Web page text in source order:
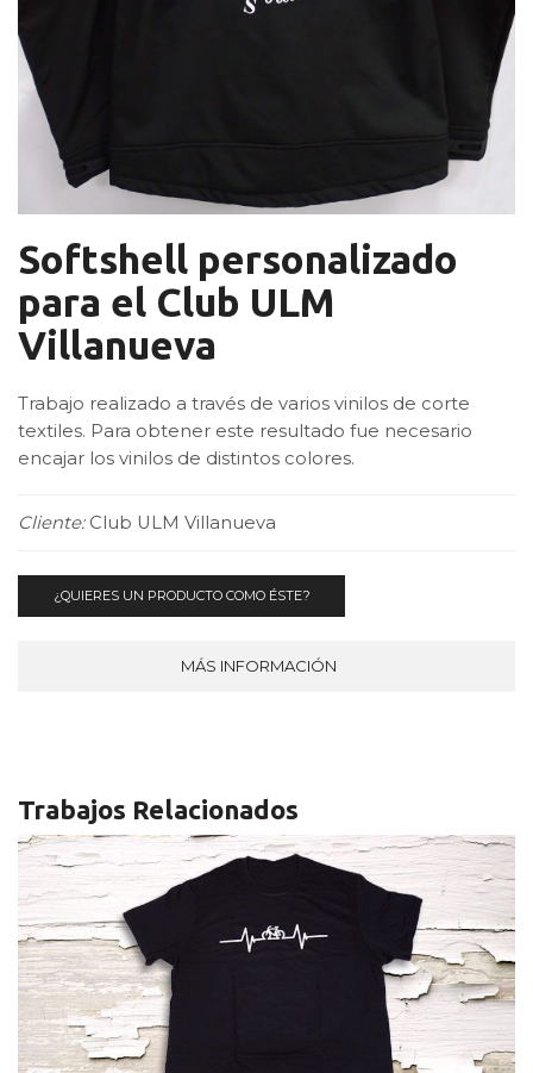
Softshell personalizado
para el Club ULM
Villanueva
Trabajo realizado a través de varios vinilos de corte
textiles. Para obtener este resultado fue necesario
encajar los vinilos de distintos colores.
Cliente: Club ULM Villanueva
¿QUIERES UN PRODUCTO COMO ÉSTE?
MÁS INFORMACIÓN
Trabajos Relacionados